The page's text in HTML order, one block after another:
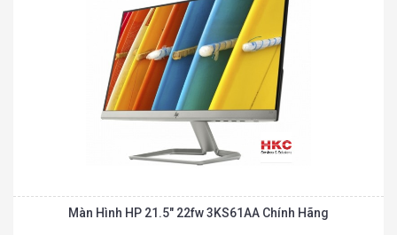
Màn Hình HP 21.5″ 22fw 3KS61AA Chính Hãng